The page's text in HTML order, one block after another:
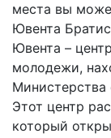
места вы
Ювента
Ювента –
молодежи,
Министерства
Этот центр
который